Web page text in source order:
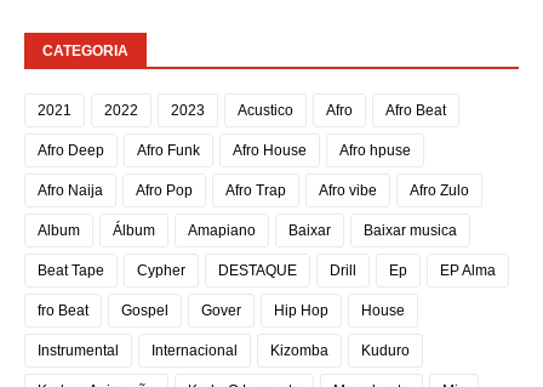
CATEGORIA
2021 2022 2023 Acustico Afro Afro Beat
Afro Deep Afro Funk Afro House Afro hpuse
Afro Naija Afro Pop Afro Trap Afro vibe Afro Zulo
Album Álbum Amapiano Baixar Baixar musica
Beat Tape Cypher DESTAQUE Drill Ep EP Alma
fro Beat Gospel Gover Hip Hop House
Instrumental Internacional Kizomba Kuduro